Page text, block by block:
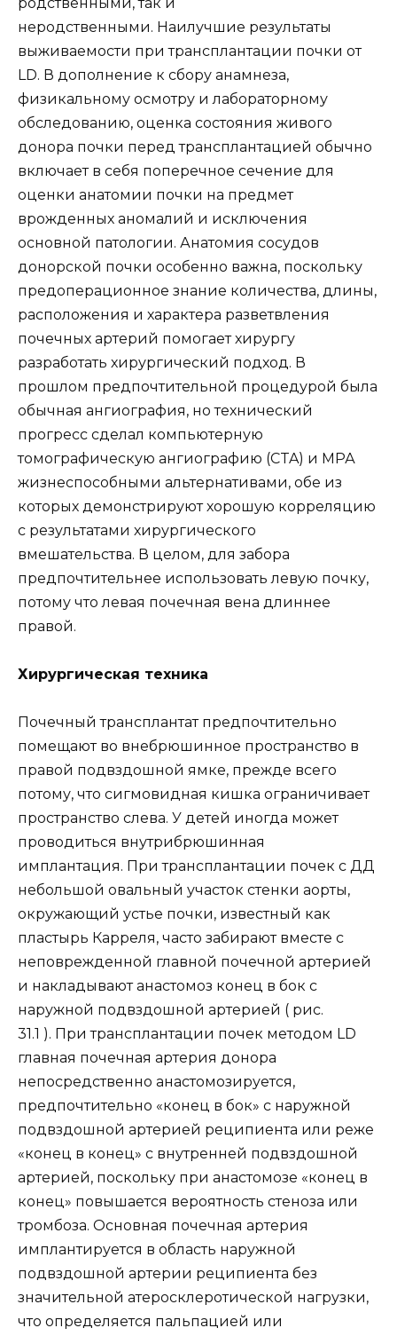
неродственными. Наилучшие результаты
выживаемости при трансплантации почки от
LD. В дополнение к сбору анамнеза,
физикальному осмотру и лабораторному
обследованию, оценка состояния живого
донора почки перед трансплантацией обычно
включает в себя поперечное сечение для
оценки анатомии почки на предмет
врожденных аномалий и исключения
основной патологии. Анатомия сосудов
донорской почки особенно важна, поскольку
предоперационное знание количества, длины,
расположения и характера разветвления
почечных артерий помогает хирургу
разработать хирургический подход. В
прошлом предпочтительной процедурой была
обычная ангиография, но технический
прогресс сделал компьютерную
томографическую ангиографию (CTA) и МРА
жизнеспособными альтернативами, обе из
которых демонстрируют хорошую корреляцию
с результатами хирургического
вмешательства. В целом, для забора
предпочтительнее использовать левую почку,
потому что левая почечная вена длиннее
правой.
Хирургическая техника
Почечный трансплантат предпочтительно
помещают во внебрюшинное пространство в
правой подвздошной ямке, прежде всего
потому, что сигмовидная кишка ограничивает
пространство слева. У детей иногда может
проводиться внутрибрюшинная
имплантация. При трансплантации почек с ДД
небольшой овальный участок стенки аорты,
окружающий устье почки, известный как
пластырь Карреля, часто забирают вместе с
неповрежденной главной почечной артерией
и накладывают анастомоз конец в бок с
наружной подвздошной артерией ( рис.
31.1 ). При трансплантации почек методом LD
главная почечная артерия донора
непосредственно анастомозируется,
предпочтительно «конец в бок» с наружной
подвздошной артерией реципиента или реже
«конец в конец» с внутренней подвздошной
артерией, поскольку при анастомозе «конец в
конец» повышается вероятность стеноза или
тромбоза. Основная почечная артерия
имплантируется в область наружной
подвздошной артерии реципиента без
значительной атеросклеротической нагрузки,
что определяется пальпацией или